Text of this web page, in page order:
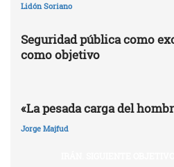
Lidón Soriano
Seguridad pública como
como objetivo
«La pesada carga del
Jorge Majfud